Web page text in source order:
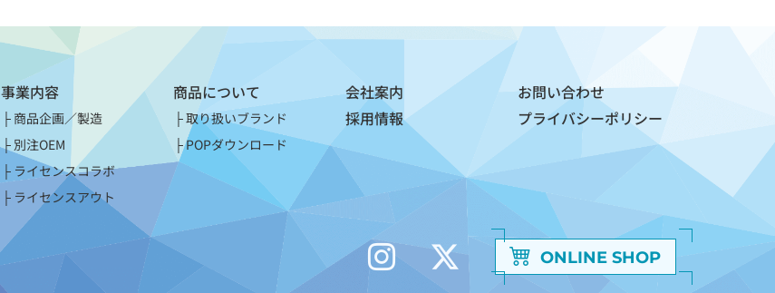
事業内容
商品企画／製造
別注OEM
ライセンスコラボ
ライセンスアウト
商品について
取り扱いブランド
POPダウンロード
会社案内
採用情報
お問い合わせ
プライバシーポリシー
ONLINE SHOP